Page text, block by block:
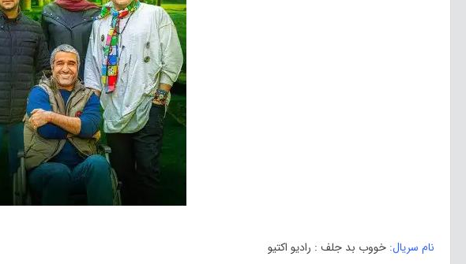
نام سریال: خووب بد جلف : رادیو اکتیو